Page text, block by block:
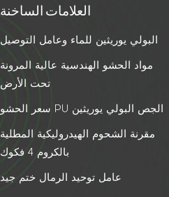
العلامات الساخنة
البولي يوريثين للماء وعامل التوصيل
مواد الحشو الهندسية عالية المرونة
تحت الأرض
سعر الحشو PU الجص البولي يوريثين
مقرنة الشحوم الهيدروليكية المطلية
بالكروم 4 فكوك
عامل توحيد الرمال ختم جيد